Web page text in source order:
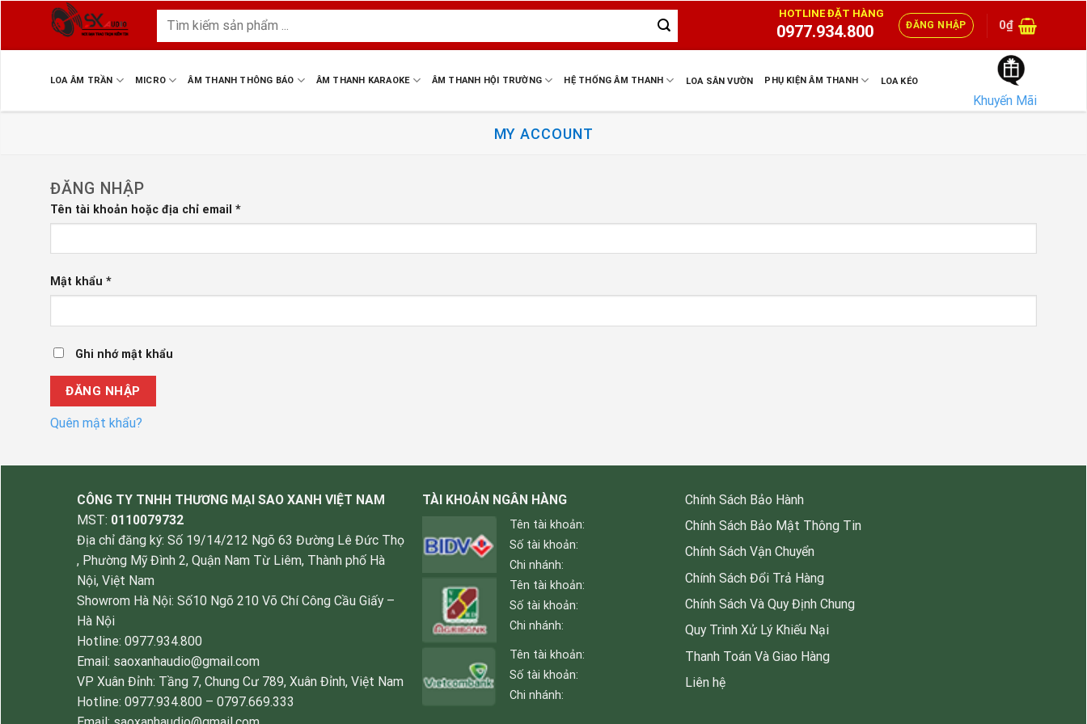
content
kiếm:
HOTLINE ĐẶT HÀNG
0977.934.800 ĐĂNG NHẬP 0₫
LOA ÂM TRẦN MICRO ÂM THANH THÔNG BÁO ÂM THANH KARAOKE ÂM THANH HỘI TRƯỜNG HỆ THỐNG ÂM THANH LOA SÂN VƯỜN PHỤ KIỆN ÂM THANH LOA KÉO
Khuyến Mãi
MY ACCOUNT
ĐĂNG NHẬP
Tên tài khoản hoặc địa chỉ email *
Mật khẩu *
Ghi nhớ mật khẩu
ĐĂNG NHẬP
Quên mật khẩu?
CÔNG TY TNHH THƯƠNG MẠI SAO XANH VIỆT NAM
MST: 0110079732
Địa chỉ đăng ký: Số 19/14/212 Ngõ 63 Đường Lê Đức Thọ
, Phường Mỹ Đình 2, Quận Nam Từ Liêm, Thành phố Hà
Nội, Việt Nam
Showrom Hà Nội: Số10 Ngõ 210 Võ Chí Công Cầu Giấy –
Hà Nội
Hotline: 0977.934.800
Email: saoxanhaudio@gmail.com
VP Xuân Đỉnh: Tầng 7, Chung Cư 789, Xuân Đỉnh, Việt Nam
Hotline: 0977.934.800 – 0797.669.333
TÀI KHOẢN NGÂN HÀNG
Tên tài khoản:
Số tài khoản:
Chi nhánh:
Tên tài khoản:
Số tài khoản:
Chi nhánh:
Tên tài khoản:
Số tài khoản:
Chi nhánh:
Chính Sách Bảo Hành
Chính Sách Bảo Mật Thông Tin
Chính Sách Vận Chuyển
Chính Sách Đổi Trả Hàng
Chính Sách Và Quy Định Chung
Quy Trình Xử Lý Khiếu Nại
Thanh Toán Và Giao Hàng
Liên hệ